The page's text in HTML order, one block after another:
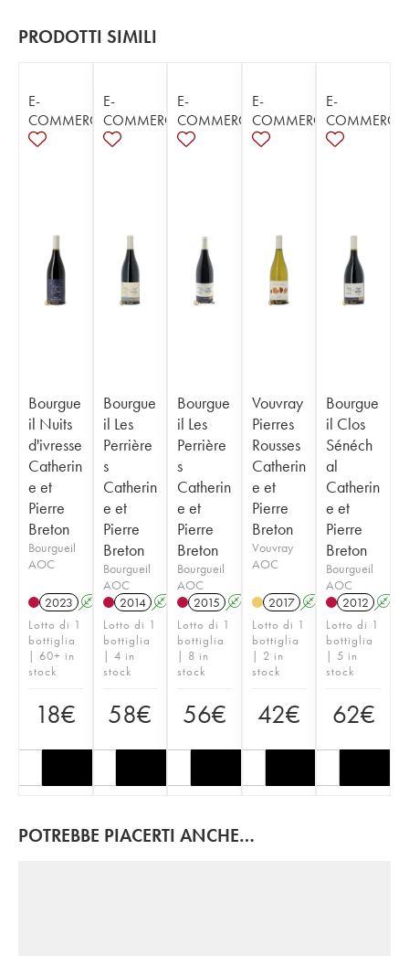
PRODOTTI SIMILI
E-
COMMERCE
Bourgue
il Nuits
d'ivresse
Catherin
e et
Pierre
Breton
Bourgueil
AOC
2023 A K
Lotto di 1
bottiglia
| 60+ in
stock
18€
E-
COMMERCE
Bourgue
il Les
Perrière
s
Catherin
e et
Pierre
Breton
Bourgueil
AOC
2014 A K
Lotto di 1
bottiglia
| 4 in
stock
58€
E-
COMMERCE
Bourgue
il Les
Perrière
s
Catherin
e et
Pierre
Breton
Bourgueil
AOC
2015 A K
Lotto di 1
bottiglia
| 8 in
stock
56€
E-
COMMERCE
Vouvray
Pierres
Rousses
Catherin
e et
Pierre
Breton
Vouvray
AOC
2017 A
Lotto di 1
bottiglia
| 2 in
stock
42€
E-
COMMERCE
Bourgue
il Clos
Sénéch
al
Catherin
e et
Pierre
Breton
Bourgueil
AOC
2012 A
Lotto di 1
bottiglia
| 5 in
stock
62€
POTREBBE PIACERTI ANCHE…